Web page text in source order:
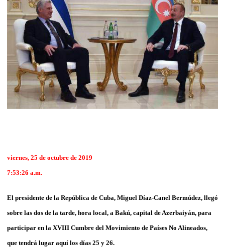
viernes, 25 de octubre de 2019
7:53:26 a.m.
El presidente de la República de Cuba, Miguel Díaz-Canel Bermúdez, llegó
sobre las dos de la tarde, hora local, a Bakú, capital de Azerbaiyán, para
participar en la XVIII Cumbre del Movimiento de Países No Alineados,
que tendrá lugar aquí los días 25 y 26.